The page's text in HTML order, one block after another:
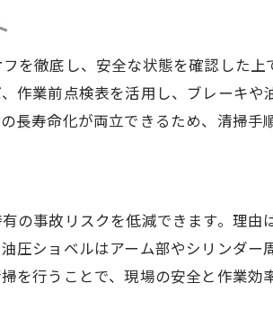
作業時間短縮に役立つ建設機械清掃
チームで進める建設機械清掃の効率
建設機械の種類で変わる清掃のポイ
未経験者が安心して始める建設機械清
初めての建設機械清掃で気をつける点
研修制度を活用した建設機械清掃の
を徹底し、安全な状態を確認した
作業前点検表を活用し、ブレーキ
長寿命化が両立できるため、清掃手
の事故リスクを低減できます。理
圧ショベルはアーム部やシリンダ
を行うことで、現場の安全と作業効